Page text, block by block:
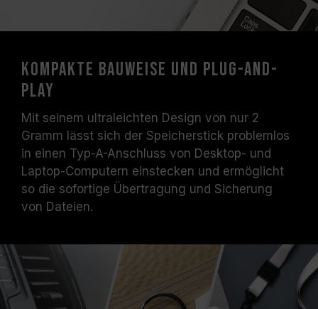
Kompakte Bauweise und Plug-and-
Play
Mit seinem ultraleichten Design von nur 2
Gramm lässt sich der Speicherstick problemlos
in einen Typ-A-Anschluss von Desktop- und
Laptop-Computern einstecken und ermöglicht
so die sofortige Übertragung und Sicherung
von Dateien.